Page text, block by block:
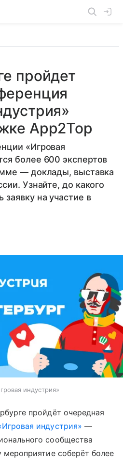
пройдет
App2Top
«Игровая
более 600 экспертов
— доклады, выставка
Узнайте, до какого
на участие в
индустрия»
пройдёт очередная
индустрия» —
сообщества
мероприятие соберёт более